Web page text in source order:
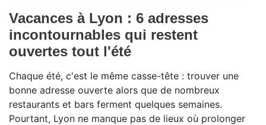
Vacances à Lyon : 6 adresses
incontournables qui restent
ouvertes tout l'été
Chaque été, c'est le même casse-tête : trouver une
bonne adresse ouverte alors que de nombreux
restaurants et bars ferment quelques semaines.
Pourtant, Lyon ne manque pas de lieux où prolonger